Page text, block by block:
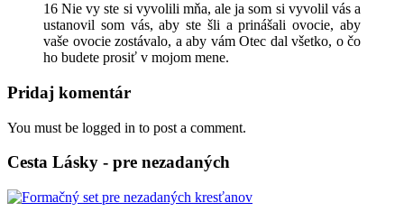
16 Nie vy ste si vyvolili mňa, ale ja som si vyvolil vás a
ustanovil som vás, aby ste šli a prinášali ovocie, aby
vaše ovocie zostávalo, a aby vám Otec dal všetko, o čo
ho budete prosiť v mojom mene.
Pridaj komentár
You must be logged in to post a comment.
Cesta Lásky - pre nezadaných